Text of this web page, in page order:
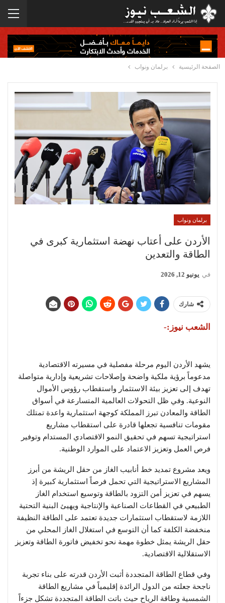
الصفحة الرئيسية برلمان ونواب
برلمان ونواب
الأردن على أعتاب نهضة استثمارية كبرى في
الطاقة والتعدين
في يونيو 12, 2026
شارك
الشعب نيوز:-
يشهد الأردن اليوم مرحلة مفصلية في مسيرته الاقتصادية
مدعوماً برؤية ملكية واضحة وإصلاحات تشريعية وإدارية متواصلة
تهدف إلى تعزيز بيئة الاستثمار واستقطاب رؤوس الأموال
النوعية. وفي ظل التحولات العالمية المتسارعة في أسواق
الطاقة والمعادن تبرز المملكة كوجهة استثمارية واعدة تمتلك
مقومات تنافسية تجعلها قادرة على استقطاب مشاريع
استراتيجية تسهم في تحقيق النمو الاقتصادي المستدام وتوفير
فرص العمل وتعزيز الاعتماد على الموارد الوطنية.
ويعد مشروع تمديد خط أنابيب الغاز من حقل الريشة من أبرز
المشاريع الاستراتيجية التي تحمل فرصاً استثمارية كبيرة إذ
يسهم في تعزيز أمن التزود بالطاقة وتوسيع استخدام الغاز
الطبيعي في القطاعات الصناعية والإنتاجية ويهيئ البنية التحتية
اللازمة لاستقطاب استثمارات جديدة تعتمد على الطاقة النظيفة
منخفضة الكلفة كما أن التوسع في استغلال الغاز المحلي من
حقل الريشة يمثل خطوة مهمة نحو تخفيض فاتورة الطاقة وتعزيز
الاستقلالية الاقتصادية.
وفي قطاع الطاقة المتجددة أثبت الأردن قدرته على بناء تجربة
ناجحة جعلته من الدول الرائدة إقليمياً في مشاريع الطاقة
الشمسية وطاقة الرياح حيث باتت الطاقة المتجددة تشكل جزءاً